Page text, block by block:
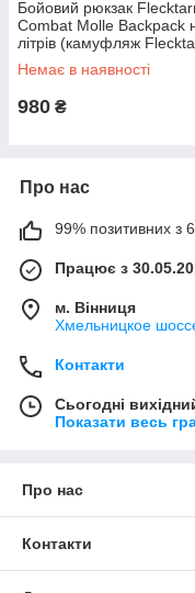
Бойовий рюкзак
Combat Molle Backpack
літрів (камуфляж
Немає в наявності
980 ₴
Про нас
99% позитивних з
Працює з
м. Вінниця
Хмельницкое
Контакти
Сьогодні
Показати весь
Про нас
Контакти